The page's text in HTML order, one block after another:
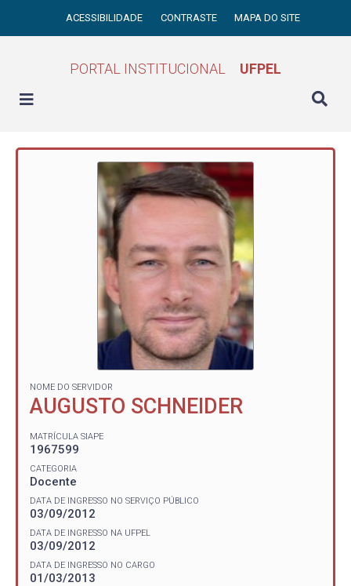
ACESSIBILIDADE CONTRASTE MAPA DO SITE
PORTAL INSTITUCIONAL UFPEL
NOME DO SERVIDOR
AUGUSTO SCHNEIDER
MATRÍCULA SIAPE
1967599
CATEGORIA
Docente
DATA DE INGRESSO NO SERVIÇO PÚBLICO
03/09/2012
DATA DE INGRESSO NA UFPEL
03/09/2012
DATA DE INGRESSO NO CARGO
01/03/2013